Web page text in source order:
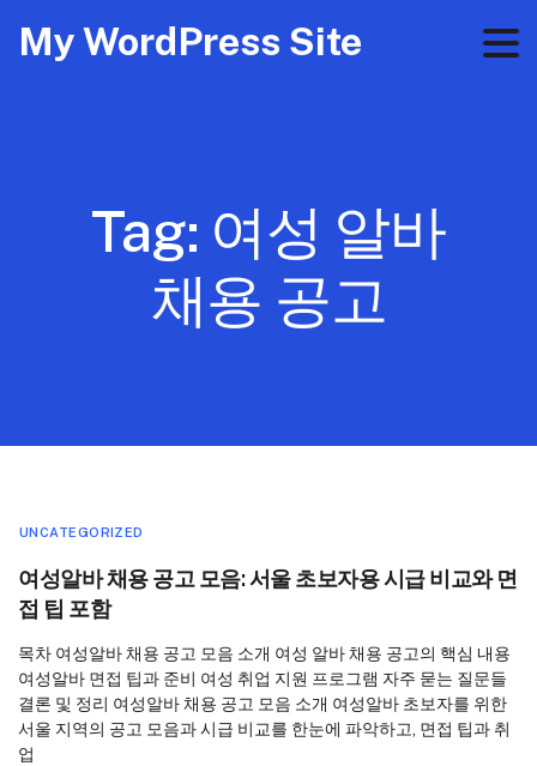
My WordPress Site
Tag: 여성 알바
채용 공고
UNCATEGORIZED
여성알바 채용 공고 모음: 서울 초보자용 시급 비교와 면
접 팁 포함
목차 여성알바 채용 공고 모음 소개 여성 알바 채용 공고의 핵심 내용
여성알바 면접 팁과 준비 여성 취업 지원 프로그램 자주 묻는 질문들
결론 및 정리 여성알바 채용 공고 모음 소개 여성알바 초보자를 위한
서울 지역의 공고 모음과 시급 비교를 한눈에 파악하고, 면접 팁과 취
업